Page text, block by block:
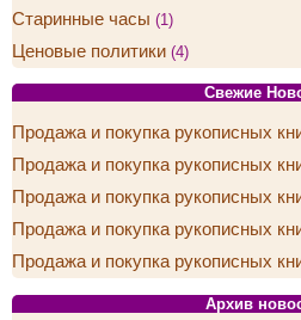
Старинные часы (1)
Ценовые политики (4)
Свежие
Продажа и покупка рукописных
Продажа и покупка рукописных
Продажа и покупка рукописных
Продажа и покупка рукописных
Продажа и покупка рукописных
Архив